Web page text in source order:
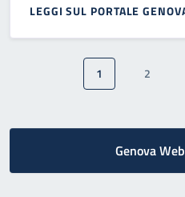
LEGGI SUL PORTALE
Paginazione
Pagina attuale
1 Pagina
2
Genova